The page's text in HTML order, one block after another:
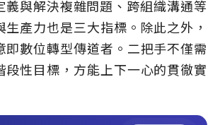
與解決複雜問題、跨組織溝通等
產力也是三大指標。除此之外，
數位轉型傳道者。二把手不僅需
性目標，方能上下一心的貫徹實